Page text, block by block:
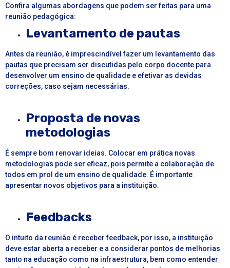
Confira algumas abordagens que podem ser feitas para uma
reunião pedagógica:
Levantamento de pautas
Antes da reunião, é imprescindível fazer um levantamento das
pautas que precisam ser discutidas pelo corpo docente para
desenvolver um ensino de qualidade e efetivar as devidas
correções, caso sejam necessárias.
Proposta de novas
metodologias
É sempre bom renovar ideias. Colocar em prática novas
metodologias pode ser eficaz, pois permite a colaboração de
todos em prol de um ensino de qualidade. É importante
apresentar novos objetivos para a instituição.
Feedbacks
O intuito da reunião é receber feedback, por isso, a instituição
deve estar aberta a receber e a considerar pontos de melhorias
tanto na educação como na infraestrutura, bem como entender